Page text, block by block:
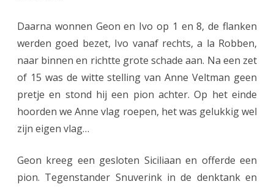
Daarna wonnen Geon en Ivo op 1 en 8, de flanken
werden goed bezet, Ivo vanaf rechts, a la Robben,
naar binnen en richtte grote schade aan. Na een zet
of 15 was de witte stelling van Anne Veltman geen
pretje en stond hij een pion achter. Op het einde
hoorden we Anne vlag roepen, het was gelukkig wel
zijn eigen vlag…
Geon kreeg een gesloten Siciliaan en offerde een
pion. Tegenstander Snuverink in de denktank en